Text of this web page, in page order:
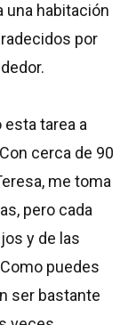
una habitación
por
tarea a
cerca de 90
me toma
pero cada
y de las
puedes
ser bastante